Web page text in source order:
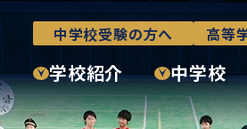
中学校受験の方へ 高等
学校紹介 中学校